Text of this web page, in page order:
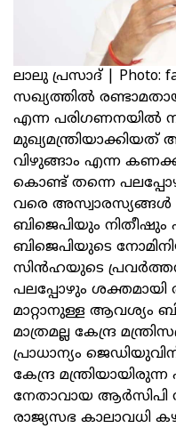
ലാലു പ്രസാദ് | Photo:
സഖ്യത്തിൽ
എന്ന പരിഗണനയിൽ
വിഴുങ്ങാം എന്ന
കൊണ്ട് തന്നെ
വരെ
ബിജെപിയും
ബിജെപിയുടെ
സിൻഹയുടെ
പലപ്പോഴും ശക്തമായി
മാറ്റാനുള്ള ആവശ്യം
മാത്രമല്ല കേന്ദ്ര
പ്രാധാന്യം
കേന്ദ്ര
നേതാവായ ആർസിപി
രാജ്യസഭ കാലാവധി